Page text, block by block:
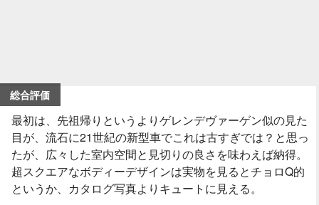
総合評価
最初は、先祖帰りというよりゲレンデヴァーゲン似の見た
目が、流石に21世紀の新型車でこれは古すぎでは？と思っ
たが、広々した室内空間と見切りの良さを味わえば納得。
超スクエアなボディーデザインは実物を見るとチョロQ的
というか、カタログ写真よりキュートに見える。